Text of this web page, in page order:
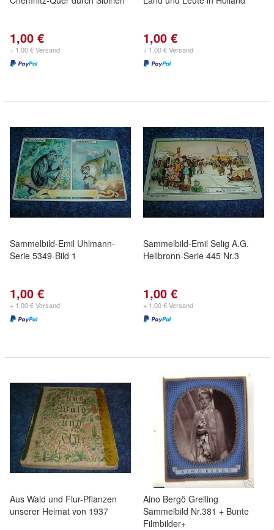
1,00 €
+ 1,00 € Versand
1,00 €
+ 1,00 € Versand
Sammelbild-Emil Uhlmann-
Serie 5349-Bild 1
1,00 €
+ 1,00 € Versand
Sammelbild-Emil Selig A.G.
Heilbronn-Serie 445 Nr.3
1,00 €
+ 1,00 € Versand
Aus Wald und Flur-Pflanzen
unserer Heimat von 1937
Aino Bergö Greiling
Sammelbild Nr.381 + Bunte
Filmbilder+